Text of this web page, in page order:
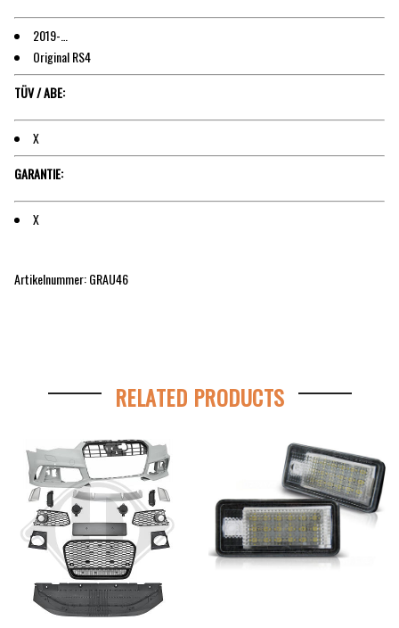
2019-…
Original RS4
TÜV / ABE:
X
GARANTIE:
X
Artikelnummer: GRAU46
RELATED PRODUCTS